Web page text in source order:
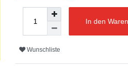
In den
Wunschliste